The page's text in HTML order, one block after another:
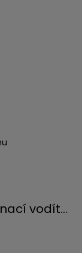
Navrhni si sám přepínací vodítko